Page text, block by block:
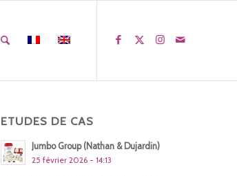
ETUDES DE CAS
Jumbo Group (Nathan & Dujardin)
25 février 2026 - 14:13